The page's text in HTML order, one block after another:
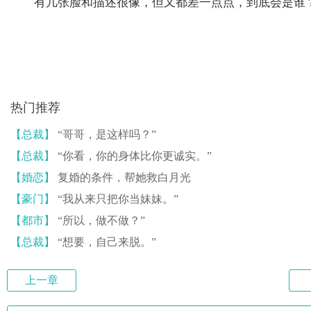
热门推荐
【总裁】
“哥哥，是这样吗？”
【总裁】
“你看，你的身体比你更诚实。”
【婚恋】
复婚的条件，帮她救白月光
【豪门】
“我从来只把你当妹妹。”
【都市】
“所以，做不做？”
【总裁】
“想要，自己来脱。”
上一章